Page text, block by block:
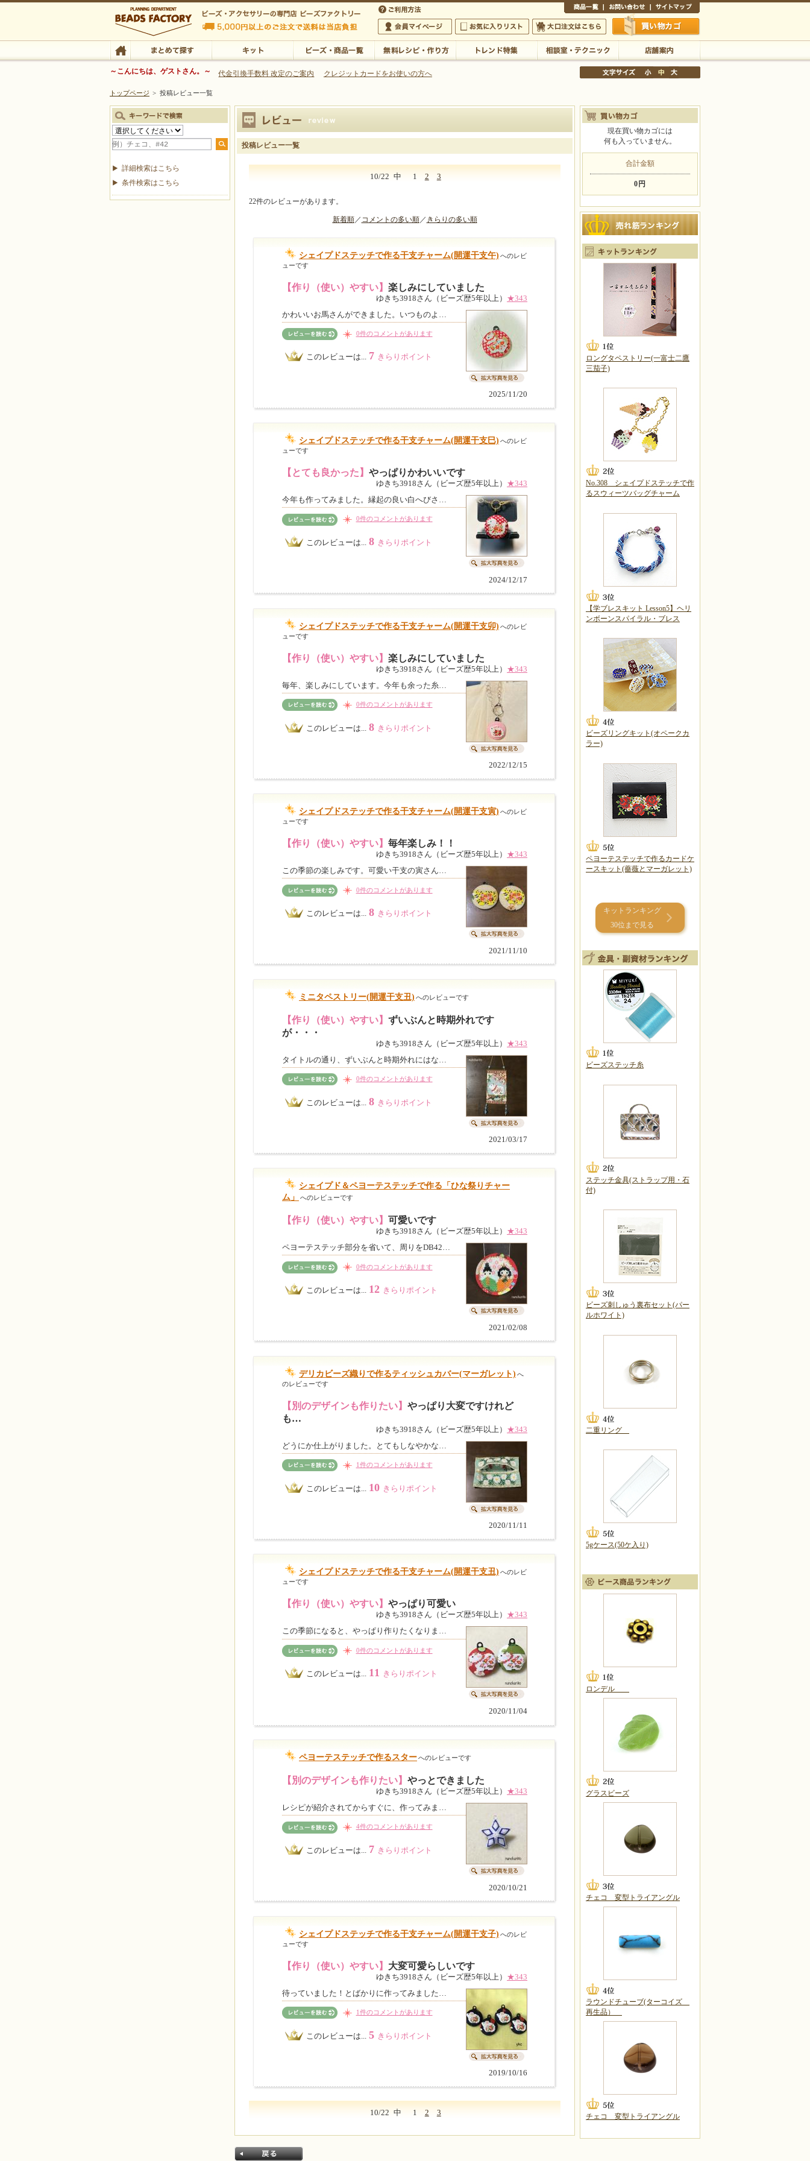
ビーズファクトリー ビーズ・パーツ・金具など・アクセサリーの専門店
ビーズ・アクセサリーの専門店 ビーズファクトリー 5,000円以上のご注文で送料は当店が負担いたします
ビーズ・アクセサリーの専門店 ビーズファクトリー 5,000円以上のご注文で送料は当店が負担いたします
会員マイページ
お気に入りリスト 大口注文はこちら 買い物かご
TOP まとめて探す 店舗案内
～こんにちは、ゲストさん。～ 代金引換手数料 改定のご案内 クレジットカードをお使いの方へ
トップページ > 投稿レビュー一覧
投稿レビュー一覧
10/22 中 1 2 3
22件のレビューがあります。
新着順／ コメントの多い順／ きらりの多い順
シェイプドステッチで作る干支チャーム(開運干支午) へのレビ
ューです
【作り（使い）やすい】 楽しみにしていました
ゆきち3918さん（ビーズ歴5年以上） ★343
かわいいお馬さんができました。いつものよ…
0件のコメントがあります
このレビューは... 7 きらりポイント
2025/11/20
シェイプドステッチで作る干支チャーム(開運干支巳) へのレビ
ューです
【とても良かった】 やっぱりかわいいです
ゆきち3918さん（ビーズ歴5年以上） ★343
今年も作ってみました。縁起の良い白へびさ…
0件のコメントがあります
このレビューは... 8 きらりポイント
2024/12/17
シェイプドステッチで作る干支チャーム(開運干支卯) へのレビ
ューです
【作り（使い）やすい】 楽しみにしていました
ゆきち3918さん（ビーズ歴5年以上） ★343
毎年、楽しみにしています。今年も余った糸…
0件のコメントがあります
このレビューは... 8 きらりポイント
2022/12/15
シェイプドステッチで作る干支チャーム(開運干支寅) へのレビ
ューです
【作り（使い）やすい】 毎年楽しみ！！
ゆきち3918さん（ビーズ歴5年以上） ★343
この季節の楽しみです。可愛い干支の寅さん…
0件のコメントがあります
このレビューは... 8 きらりポイント
2021/11/10
ミニタペストリー(開運干支丑) へのレビューです
【作り（使い）やすい】 ずいぶんと時期外れです
が・・・
ゆきち3918さん（ビーズ歴5年以上） ★343
タイトルの通り、ずいぶんと時期外れにはな…
0件のコメントがあります
このレビューは... 8 きらりポイント
2021/03/17
シェイプド＆ペヨーテステッチで作る「ひな祭りチャー
ム」
へのレビューです
【作り（使い）やすい】 可愛いです
ゆきち3918さん（ビーズ歴5年以上） ★343
ペヨーテステッチ部分を省いて、周りをDB42…
0件のコメントがあります
このレビューは... 12 きらりポイント
2021/02/08
デリカビーズ織りで作るティッシュカバー(マーガレット) へ
のレビューです
【別のデザインも作りたい】 やっぱり大変ですけれど
も…
ゆきち3918さん（ビーズ歴5年以上） ★343
どうにか仕上がりました。とてもしなやかな…
1件のコメントがあります
このレビューは... 10 きらりポイント
2020/11/11
シェイプドステッチで作る干支チャーム(開運干支丑) へのレビ
ューです
【作り（使い）やすい】 やっぱり可愛い
ゆきち3918さん（ビーズ歴5年以上） ★343
この季節になると、やっぱり作りたくなりま…
0件のコメントがあります
このレビューは... 11 きらりポイント
2020/11/04
ペヨーテステッチで作るスターへのレビューです
【別のデザインも作りたい】 やっとできました
ゆきち3918さん（ビーズ歴5年以上） ★343
レシピが紹介されてからすぐに、作ってみま…
4件のコメントがあります
このレビューは... 7 きらりポイント
2020/10/21
シェイプドステッチで作る干支チャーム(開運干支子) へのレビ
ューです
【作り（使い）やすい】 大変可愛らしいです
ゆきち3918さん（ビーズ歴5年以上） ★343
待っていました！とばかりに作ってみました…
1件のコメントがあります
このレビューは... 5 きらりポイント
2019/10/16
10/22 中 1 2 3
詳細検索はこちら
条件検索はこちら
現在買い物カゴには
何も入っていません。
合計金額
0円
ロングタペストリー(一富士二鷹
三茄子)
No.308 シェイプドステッチで作
るスウィーツバッグチャーム
【学ブレスキット Lesson5】ヘリ
ンボーンスパイラル・ブレス
ビーズリングキット(オペークカ
ラー)
ペヨーテステッチで作るカードケ
ースキット(薔薇とマーガレット)
キットランキング
30位まで見る
ビーズステッチ糸
ステッチ金具(ストラップ用・石
付)
ビーズ刺しゅう裏布セット(パー
ルホワイト)
二重リング
5gケース(50ケ入り)
ロンデル
グラスビーズ
チェコ 変型トライアングル
ラウンドチューブ(ターコイズ
再生品）
チェコ 変型トライアングル